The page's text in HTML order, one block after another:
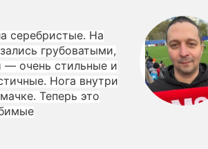
серебристые. На
грубоватыми,
— очень стильные и
Нога внутри
Теперь это